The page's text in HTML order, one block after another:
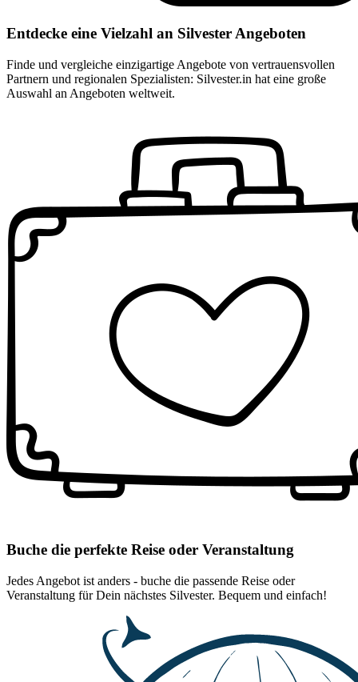
Entdecke eine Vielzahl an Silvester Angeboten
Finde und vergleiche einzigartige Angebote von vertrauensvollen
Partnern und regionalen Spezialisten: Silvester.in hat eine große
Auswahl an Angeboten weltweit.
Buche die perfekte Reise oder Veranstaltung
Jedes Angebot ist anders - buche die passende Reise oder
Veranstaltung für Dein nächstes Silvester. Bequem und einfach!